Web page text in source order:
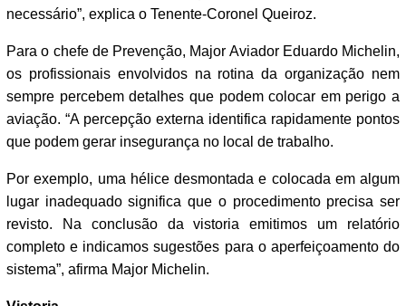
necessário”, explica o Tenente-Coronel Queiroz.
Para o chefe de Prevenção, Major Aviador Eduardo Michelin,
os profissionais envolvidos na rotina da organização nem
sempre percebem detalhes que podem colocar em perigo a
aviação. “A percepção externa identifica rapidamente pontos
que podem gerar insegurança no local de trabalho.
Por exemplo, uma hélice desmontada e colocada em algum
lugar inadequado significa que o procedimento precisa ser
revisto. Na conclusão da vistoria emitimos um relatório
completo e indicamos sugestões para o aperfeiçoamento do
sistema”, afirma Major Michelin.